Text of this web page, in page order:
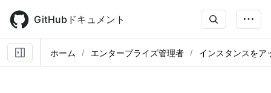
main
content
GitHubドキュメント
ホーム エンタープライズ管理者 インスタンスをア